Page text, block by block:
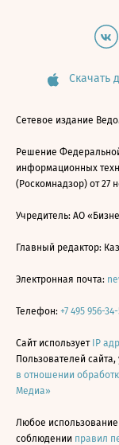
Скачать
Сетевое издание
Решение
информационных
(Роскомнадзор) от 27
Учредитель: АО
Главный редактор:
Электронная почта:
Телефон: +7 495 956-
Сайт использует IP
Пользователей
в отношении
Медиа»
Любое использование
соблюдении правил